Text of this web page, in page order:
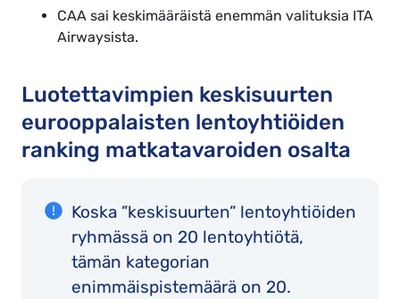
CAA sai keskimääräistä enemmän valituksia ITA
Airwaysista.
Luotettavimpien keskisuurten
eurooppalaisten lentoyhtiöiden
ranking matkatavaroiden osalta
Koska ”keskisuurten” lentoyhtiöiden
ryhmässä on 20 lentoyhtiötä,
tämän kategorian
enimmäispistemäärä on 20.